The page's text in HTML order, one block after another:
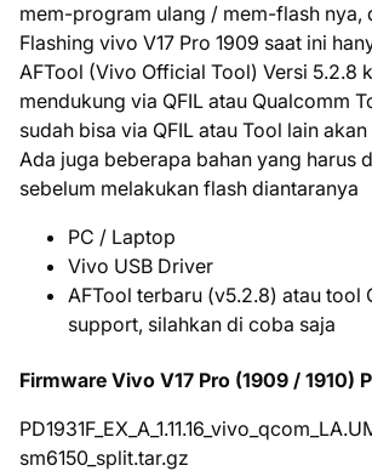
mem-program ulang / mem-flash nya,
Flashing vivo V17 Pro 1909 saat ini
AFTool (Vivo Official Tool) Versi 5.2.8
mendukung via QFIL atau Qualcomm
sudah bisa via QFIL atau Tool lain
Ada juga beberapa bahan yang harus
sebelum melakukan flash diantaranya
PC / Laptop
Vivo USB Driver
AFTool terbaru (v5.2.8) atau tool
support, silahkan di coba saja
Firmware Vivo V17 Pro (1909 / 1910)
sm6150_split.tar.gz